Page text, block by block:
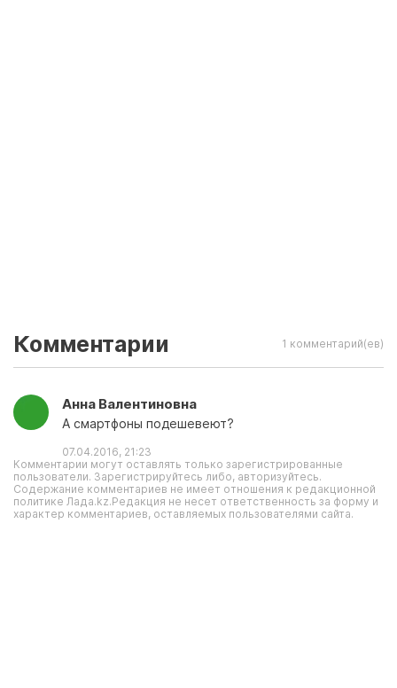
Комментарии 1 комментарий(ев)
Анна Валентиновна
А смартфоны подешевеют?
07.04.2016, 21:23
Комментарии могут оставлять только зарегистрированные
пользователи. Зарегистрируйтесь либо, авторизуйтесь.
Содержание комментариев не имеет отношения к редакционной
политике Лада.kz.Редакция не несет ответственность за форму и
характер комментариев, оставляемых пользователями сайта.